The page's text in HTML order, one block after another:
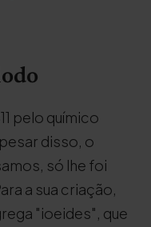
pelo químico
disso, o
só lhe foi
a sua criação,
"ioeides", que